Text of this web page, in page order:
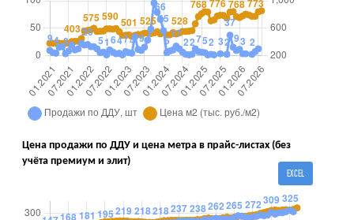
Цена продажи по ДДУ и цена метра в прайс-листах (без
учёта премиум и элит)
EXCEL